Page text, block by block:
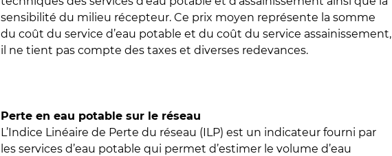
sensibilité du milieu récepteur. Ce prix moyen représente la somme
du coût du service d’eau potable et du coût du service assainissement,
il ne tient pas compte des taxes et diverses redevances.
Perte en eau potable sur le réseau
L’Indice Linéaire de Perte du réseau (ILP) est un indicateur fourni par
les services d’eau potable qui permet d’estimer le volume d’eau